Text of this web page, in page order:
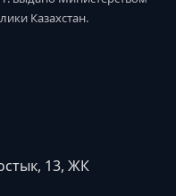
Казахстан.
13, ЖК